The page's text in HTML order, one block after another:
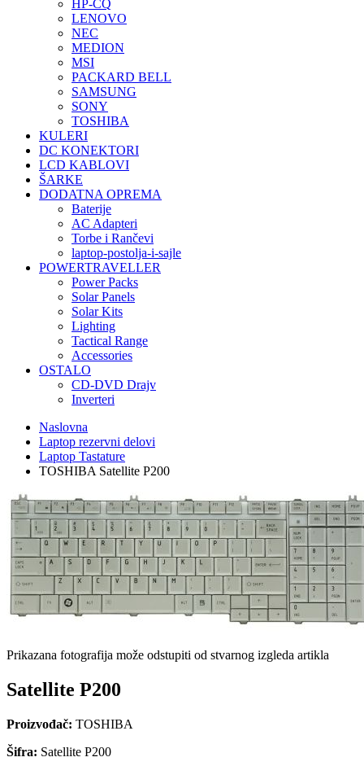
HP-CQ
LENOVO
NEC
MEDION
MSI
PACKARD BELL
SAMSUNG
SONY
TOSHIBA
KULERI
DC KONEKTORI
LCD KABLOVI
ŠARKE
DODATNA OPREMA
Baterije
AC Adapteri
Torbe i Rančevi
laptop-postolja-i-sajle
POWERTRAVELLER
Power Packs
Solar Panels
Solar Kits
Lighting
Tactical Range
Accessories
OSTALO
CD-DVD Drajv
Inverteri
Naslovna
Laptop rezervni delovi
Laptop Tastature
TOSHIBA Satellite P200
Prikazana fotografija može odstupiti od stvarnog izgleda artikla
Satellite P200
Proizvođač: TOSHIBA
Šifra: Satellite P200